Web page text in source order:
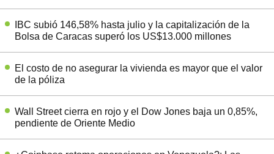
IBC subió 146,58% hasta julio y la capitalización de la
Bolsa de Caracas superó los US$13.000 millones
El costo de no asegurar la vivienda es mayor que el valor
de la póliza
Wall Street cierra en rojo y el Dow Jones baja un 0,85%,
pendiente de Oriente Medio